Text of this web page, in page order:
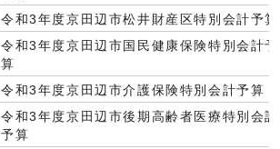
令和3年度京田辺市松井財産区特別会計予算
令和3年度京田辺市国民健康保険特別会計予
算
令和3年度京田辺市介護保険特別会計予算
令和3年度京田辺市後期高齢者医療特別会計
予算